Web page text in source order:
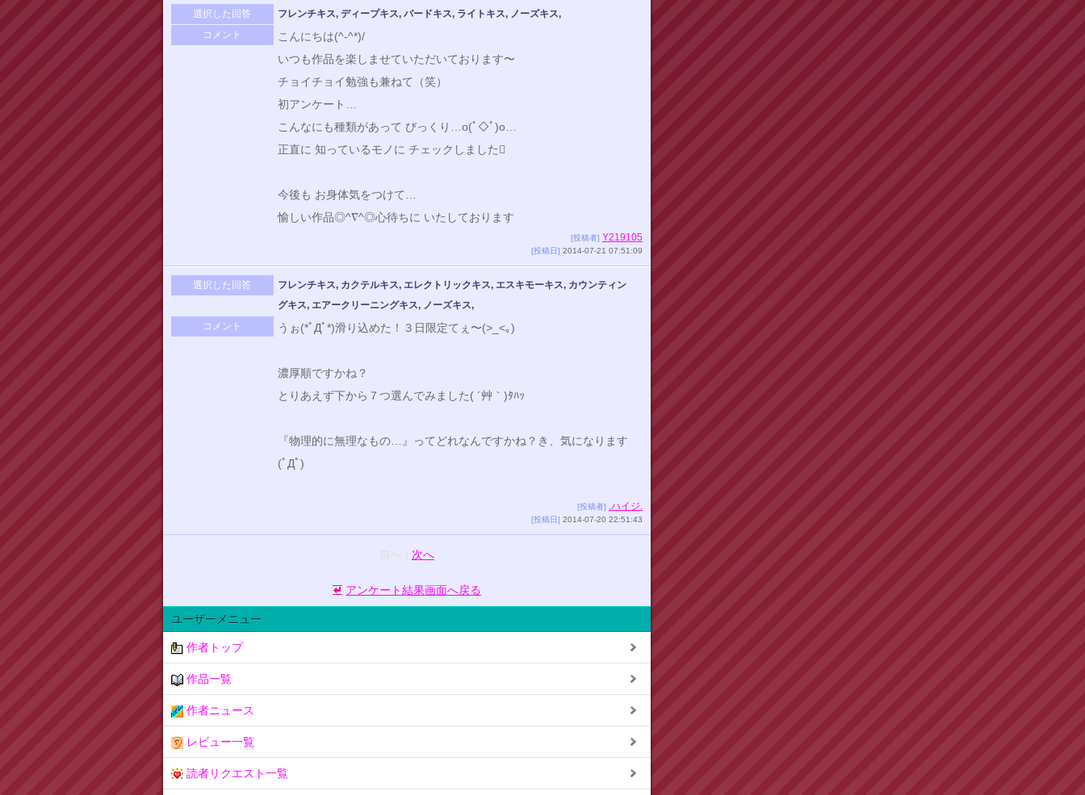
選択した回答
フレンチキス, ディープキス, バードキス, ライトキス, ノーズキス,
コメント
こんにちは(^-^*)/
いつも作品を楽しませていただいております〜
チョイチョイ勉強も兼ねて（笑）
初アンケート…
こんなにも種類があって びっくり…o(ﾟ◇ﾟ)o…
正直に 知っているモノに チェックしました
今後も お身体気をつけて…
愉しい作品◎^∇^◎心待ちに いたしております
[投稿者] Y219105
[投稿日] 2014-07-21 07:51:09
選択した回答
フレンチキス, カクテルキス, エレクトリックキス, エスキモーキス, カウンティン
グキス, エアークリーニングキス, ノーズキス,
コメント
うぉ(*ﾟДﾟ*)滑り込めた！３日限定てぇ〜(>_<｡)
濃厚順ですかね？
とりあえず下から７つ選んでみました( ´艸｀)ﾀﾊｯ
『物理的に無理なもの…』ってどれなんですかね？き、気になります
(ﾟДﾟ)
[投稿者] .ハイジ.
[投稿日] 2014-07-20 22:51:43
前へ | 次へ
アンケート結果画面へ戻る
ユーザーメニュー
作者トップ
作品一覧
作者ニュース
レビュー一覧
読者リクエスト一覧